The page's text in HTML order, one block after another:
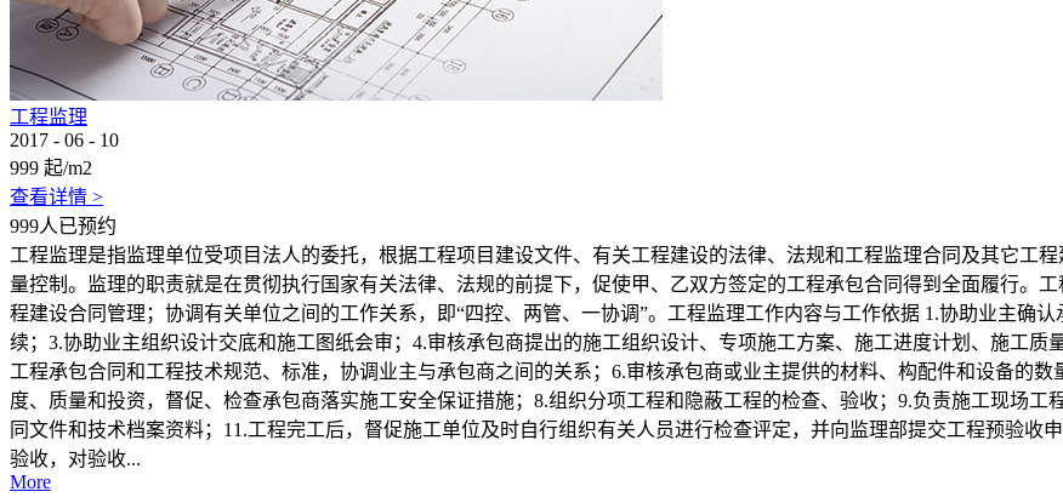
工程监理
2017 - 06 - 10
999 起/m2
查看详情 >
999人已预约
工程监理是指监理单位受项目法人的委托，根据工程项目建设文件、有关工程建设的法律、法规和工程监理合同及其它工
量控制。监理的职责就是在贯彻执行国家有关法律、法规的前提下，促使甲、乙双方签定的工程承包合同得到全面履行。
程建设合同管理；协调有关单位之间的工作关系，即“四控、两管、一协调”。工程监理工作内容与工作依据 1.协助业主确
续；3.协助业主组织设计交底和施工图纸会审；4.审核承包商提出的施工组织设计、专项施工方案、施工进度计划、施工
工程承包合同和工程技术规范、标准，协调业主与承包商之间的关系；6.审核承包商或业主提供的材料、构配件和设备的
度、质量和投资，督促、检查承包商落实施工安全保证措施；8.组织分项工程和隐蔽工程的检查、验收；9.负责施工现场
同文件和技术档案资料；11.工程完工后，督促施工单位及时自行组织有关人员进行检查评定，并向监理部提交工程预验收
验收，对验收...
More